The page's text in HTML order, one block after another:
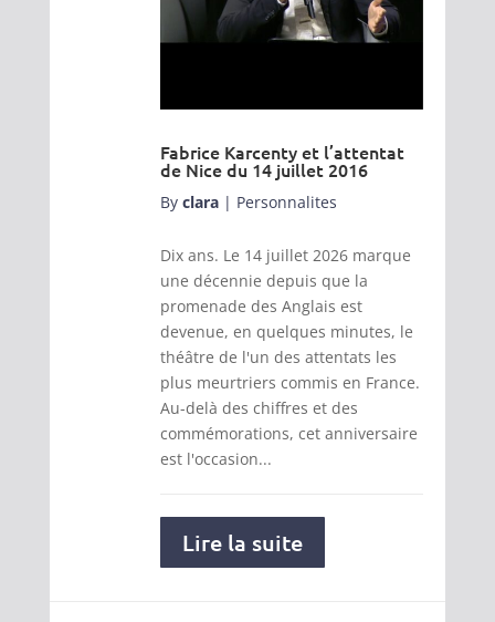
Fabrice Karcenty et l’attentat
de Nice du 14 juillet 2016
By clara| Personnalites
Dix ans. Le 14 juillet 2026 marque
une décennie depuis que la
promenade des Anglais est
devenue, en quelques minutes, le
théâtre de l'un des attentats les
plus meurtriers commis en France.
Au-delà des chiffres et des
commémorations, cet anniversaire
est l'occasion...
Lire la suite